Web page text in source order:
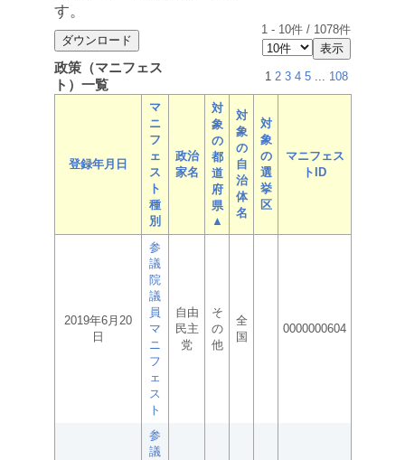
す。
1 - 10件 / 1078件
政策（マニフェス
ト）一覧
1 2 3 4 5 ... 108
登録年月日
マ
ニ
フ
ェ
ス
ト
種
別
政治
家名
対
象
の
都
道
府
県
▲
対
象
の
自
治
体
名
対
象
の
選
挙
区
マニフェス
トID
2019年6月20
日
参
議
院
議
員
マ
ニ
フ
ェ
ス
ト
自由
民主
党
そ
の
他
全
国
0000000604
参
議